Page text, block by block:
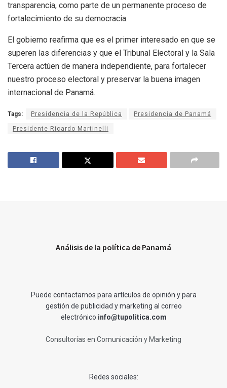
transparencia, como parte de un permanente proceso de
fortalecimiento de su democracia.
El gobierno reafirma que es el primer interesado en que se
superen las diferencias y que el Tribunal Electoral y la Sala
Tercera actúen de manera independiente, para fortalecer
nuestro proceso electoral y preservar la buena imagen
internacional de Panamá.
Tags: Presidencia de la República Presidencia de Panamá
Presidente Ricardo Martinelli
Análisis de la política de Panamá
Puede contactarnos para artículos de opinión y para
gestión de publicidad y marketing al correo
electrónico info@tupolitica.com
Consultorías en Comunicación y Marketing
Redes sociales: